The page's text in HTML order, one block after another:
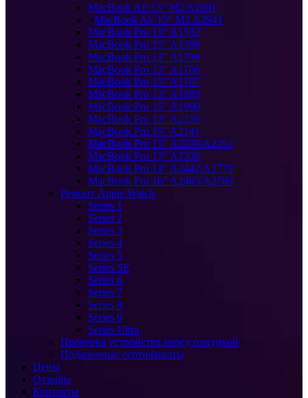
MacBook Air 13" M2 A2681
>MacBook Air 15" M2 A2941
MacBook Pro 13" A1502
MacBook Pro 15" A1398
MacBook Pro 13" A1708
MacBook Pro 13" A1706
MacBook Pro 15" A1707
MacBook Pro 13" A1989
MacBook Pro 15" A1990
MacBook Pro 13" A2159
MacBook Pro 16" A2141
MacBook Pro 13" A2289/A2251
MacBook Pro 13" A2338
MacBook Pro 14" A2442/A2779
MacBook Pro 16" A2485/A2780
Ремонт Apple Watch
Series 1
Series 2
Series 3
Series 4
Series 5
Series SE
Series 6
Series 7
Series 8
Series 9
Series Ultra
Проверка устройства перед покупкой
Подарочные сертификаты
Цены
Отзывы
Контакты